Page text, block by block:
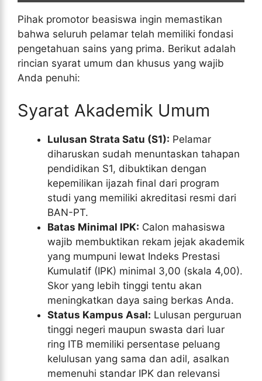
Pihak promotor beasiswa ingin memastikan
bahwa seluruh pelamar telah memiliki fondasi
pengetahuan sains yang prima. Berikut adalah
rincian syarat umum dan khusus yang wajib
Anda penuhi:
Syarat Akademik Umum
Lulusan Strata Satu (S1): Pelamar
diharuskan sudah menuntaskan tahapan
pendidikan S1, dibuktikan dengan
kepemilikan ijazah final dari program
studi yang memiliki akreditasi resmi dari
BAN-PT.
Batas Minimal IPK: Calon mahasiswa
wajib membuktikan rekam jejak akademik
yang mumpuni lewat Indeks Prestasi
Kumulatif (IPK) minimal 3,00 (skala 4,00).
Skor yang lebih tinggi tentu akan
meningkatkan daya saing berkas Anda.
Status Kampus Asal: Lulusan perguruan
tinggi negeri maupun swasta dari luar
ring ITB memiliki persentase peluang
kelulusan yang sama dan adil, asalkan
memenuhi standar IPK dan relevansi